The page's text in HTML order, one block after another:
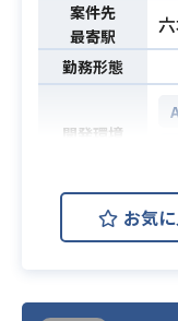
案件先
最寄駅
勤務形態
開発環境
お気